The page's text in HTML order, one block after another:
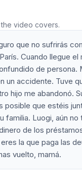
video covers.
que no sufrirás
Cuando llegue
de
un accidente. Tuve
hijo me abandonó.
posible que estéis
Luogi, aún
de los
la que paga las
vuelto, mamá.